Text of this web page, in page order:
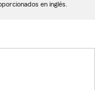
en inglés.